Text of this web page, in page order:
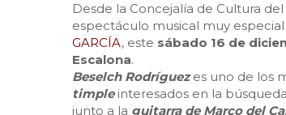
Desde la Concejalía de Cultura del
espectáculo musical muy
GARCÍA, este sábado 16 de
Escalona.
Beselch Rodríguezes uno de los
timpleinteresados en la
junto a la guitarra de Marco del